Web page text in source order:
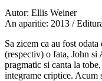
Autor: Ellis Weiner
An aparitie: 2013 /
Sa zicem ca au fost
(respectiv) o fata, John si
pragmatic si canta la
integrame criptice. Acum